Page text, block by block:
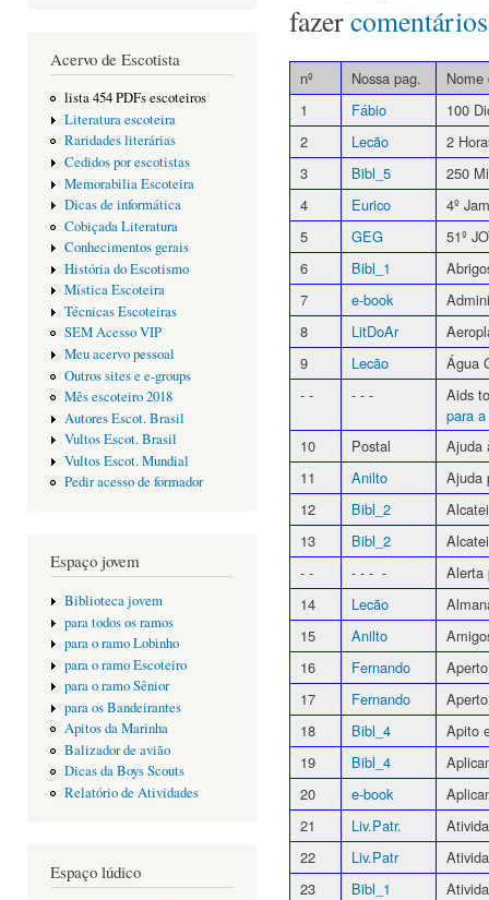
Acervo de Escotista
lista 454 PDFs escoteiros
Literatura escoteira
Raridades literárias
Cedidos por escotistas
Memorabilia Escoteira
Dicas de informática
Cobiçada Literatura
Conhecimentos gerais
História do Escotismo
Mística Escoteira
Técnicas Escoteiras
SEM Acesso VIP
Meu acervo pessoal
Outros sites e e-groups
Mês escoteiro 2018
Autores Escot. Brasil
Vultos Escot. Brasil
Vultos Escot. Mundial
Pedir acesso de formador
Espaço jovem
Biblioteca jovem
para todos os ramos
para o ramo Lobinho
para o ramo Escoteiro
para o ramo Sênior
para os Bandeirantes
Apitos da Marinha
Balizador de avião
Dicas da Boys Scouts
Relatório de Atividades
Espaço lúdico
fazercomentários
nº Nossa pag.
Nome
1
Fábio
100
2
Lecão
2
3
Bibl_5
250
4
Eurico
4º
5
GEG
51º
6
Bibl_1
7
e-book
8
LitDoAr
9
Lecão
Água
- -
- - -
Aids
para
10
Postal
Ajuda
11
Anilto
Ajuda
12
Bibl_2
13
Bibl_2
- -
- - - -
Alerta
14
Lecão
15
Anilto
16
Fernando
17
Fernando
18
Bibl_4
Apito
19
Bibl_4
20
e-book
21
Liv.Patr.
22
Liv.Patr
23
Bibl_1